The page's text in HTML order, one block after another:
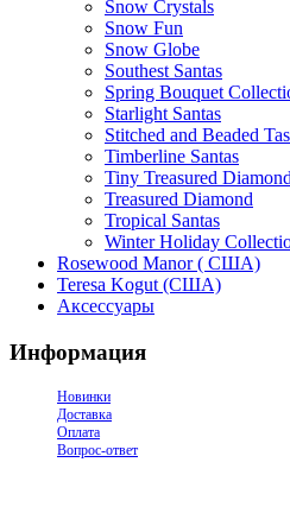
Snow Crystals
Snow Fun
Snow Globe
Southest Santas
Spring Bouquet
Starlight Santas
Stitched and Beaded
Timberline Santas
Tiny Treasured
Treasured Diamond
Tropical Santas
Winter Holiday
Rosewood Manor ( США)
Teresa Kogut (США)
Аксессуары
Информация
Новинки
Доставка
Оплата
Вопрос-ответ